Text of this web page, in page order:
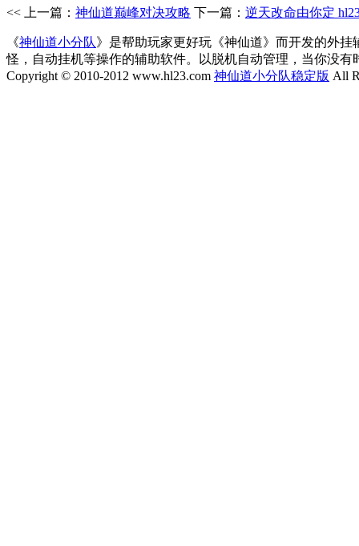
<< 上一篇： 神仙道巅峰对决攻略 下一篇： 逆天改命由你定
《神仙道小分队》是帮助玩家更好玩《神仙道》而开发的外
怪，自动挂机等操作的辅助软件。以脱机自动管理，当你没有
Copyright © 2010-2012 www.hl23.com 神仙道小分队稳定版 All